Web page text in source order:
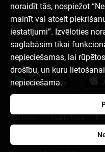
noraidīt tās, nospiežot
mainīt vai atcelt
iestatījumi”. Izvēloties
saglabāsim tikai
nepieciešamas, lai
drošību, un kuru
nepieciešama.
Mēs sociālajos tīklos
Lejupielādēt aplikāciju